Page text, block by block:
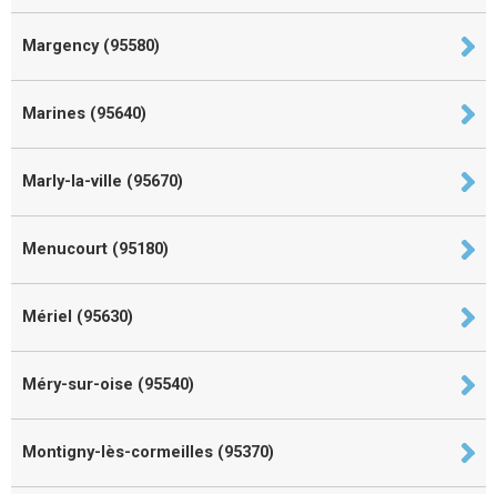
Margency (95580)
Marines (95640)
Marly-la-ville (95670)
Menucourt (95180)
Mériel (95630)
Méry-sur-oise (95540)
Montigny-lès-cormeilles (95370)